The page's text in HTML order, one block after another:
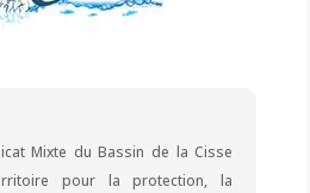
Mixte du Bassin de la Cisse
pour la protection, la